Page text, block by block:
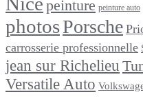
peinture peinture auto
photosPorsche
carrosserie professionnelle
jean sur Richelieu
Versatile Auto